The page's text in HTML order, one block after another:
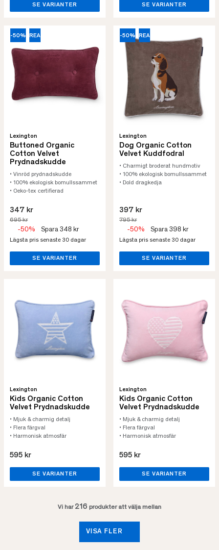
SE VARIANTER SE VARIANTER
-50% REA
Lexington
Buttoned Organic
Cotton Velvet
Prydnadskudde
• Vinröd prydnadskudde
• 100% ekologisk bomullssammet
• Oeko-tex certifierad
347 kr
695 kr
-50% Spara 348 kr
Lägsta pris senaste 30 dagar
SE VARIANTER
-50% REA
Lexington
Dog Organic Cotton
Velvet Kuddfodral
• Charmigt broderat hundmotiv
• 100% ekologisk bomullssammet
• Dold dragkedja
397 kr
795 kr
-50% Spara 398 kr
Lägsta pris senaste 30 dagar
SE VARIANTER
Lexington
Kids Organic Cotton
Velvet Prydnadskudde
• Mjuk & charmig detalj
• Flera färgval
• Harmonisk atmosfär
595 kr
SE VARIANTER
Lexington
Kids Organic Cotton
Velvet Prydnadskudde
• Mjuk & charmig detalj
• Flera färgval
• Harmonisk atmosfär
595 kr
SE VARIANTER
Vi har 216 produkter att välja mellan
VISA FLER